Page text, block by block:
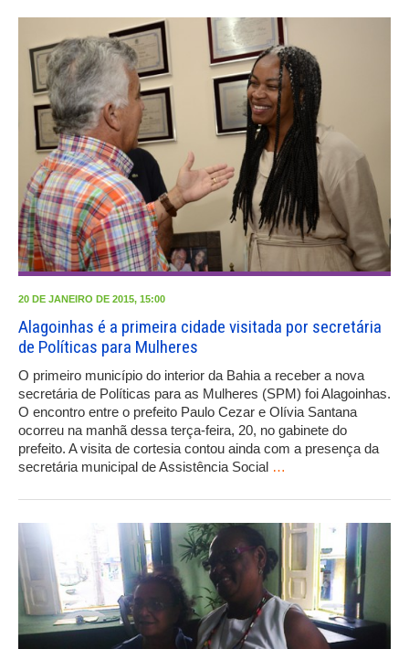
20 DE JANEIRO DE 2015, 15:00
Alagoinhas é a primeira cidade visitada por secretária
de Políticas para Mulheres
O primeiro município do interior da Bahia a receber a nova
secretária de Políticas para as Mulheres (SPM) foi Alagoinhas.
O encontro entre o prefeito Paulo Cezar e Olívia Santana
ocorreu na manhã dessa terça-feira, 20, no gabinete do
prefeito. A visita de cortesia contou ainda com a presença da
secretária municipal de Assistência Social …